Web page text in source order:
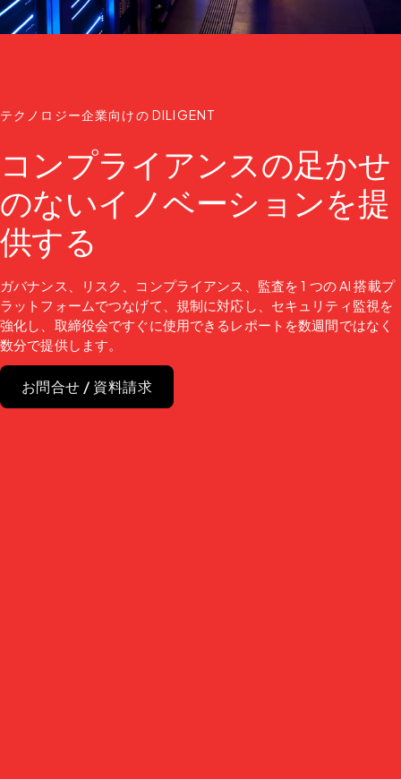
テクノロジー企業向けの DILIGENT
コンプライアンスの足かせ
のないイノベーションを提
供する
ガバナンス、リスク、コンプライアンス、監査を 1 つの AI 搭載プ
ラットフォームでつなげて、規制に対応し、セキュリティ監視を
強化し、取締役会ですぐに使用できるレポートを数週間ではなく
数分で提供します。
お問合せ / 資料請求